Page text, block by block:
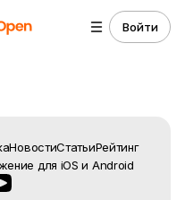
Войти
НовостиСтатьиРейтинг
для iOS и Android